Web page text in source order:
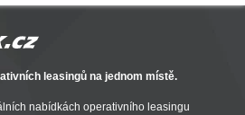
leasingů na jednom místě.
nabídkách operativního leasingu